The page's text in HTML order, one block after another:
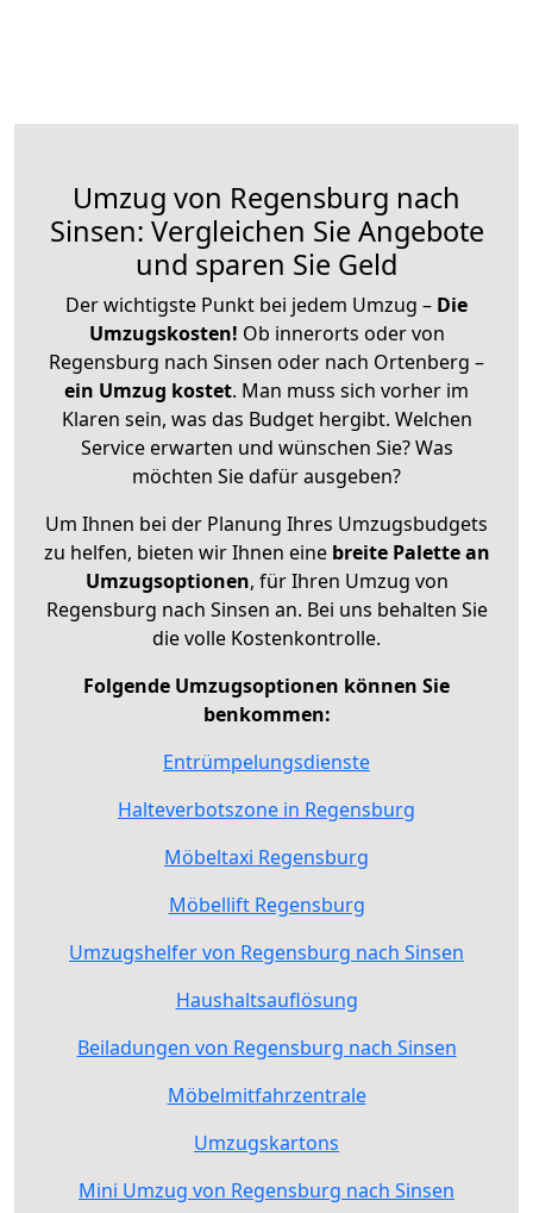
Umzug von Regensburg nach
Sinsen: Vergleichen Sie Angebote
und sparen Sie Geld
Der wichtigste Punkt bei jedem Umzug – Die
Umzugskosten! Ob innerorts oder von
Regensburg nach Sinsen oder nach Ortenberg –
ein Umzug kostet. Man muss sich vorher im
Klaren sein, was das Budget hergibt. Welchen
Service erwarten und wünschen Sie? Was
möchten Sie dafür ausgeben?
Um Ihnen bei der Planung Ihres Umzugsbudgets
zu helfen, bieten wir Ihnen eine breite Palette an
Umzugsoptionen, für Ihren Umzug von
Regensburg nach Sinsen an. Bei uns behalten Sie
die volle Kostenkontrolle.
Folgende Umzugsoptionen können Sie
benkommen:
Entrümpelungsdienste
Halteverbotszone in Regensburg
Möbeltaxi Regensburg
Möbellift Regensburg
Umzugshelfer von Regensburg nach Sinsen
Haushaltsauflösung
Beiladungen von Regensburg nach Sinsen
Möbelmitfahrzentrale
Umzugskartons
Mini Umzug von Regensburg nach Sinsen